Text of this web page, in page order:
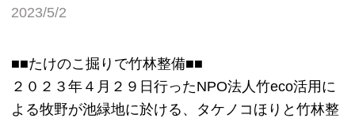
2023/5/2
■■たけのこ掘りで竹林整備■■
２０２３年４月２９日行ったNPO法人竹eco活用に
よる牧野が池緑地に於ける、タケノコほりと竹林整